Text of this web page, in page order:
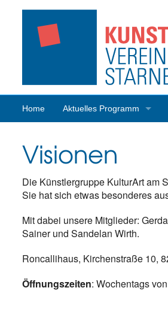
Home Aktuelles Programm
Visionen
Die Künstlergruppe KulturArt am
Sie hat sich etwas besonderes
Mit dabei unsere Mitglieder:
Sainer und Sandelan Wirth.
Roncallihaus, Kirchenstraße 10,
Öffnungszeiten: Wochentags